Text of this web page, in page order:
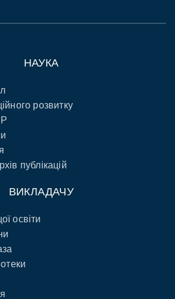
НАУКА
розвитку
публікацій
ВИКЛАДАЧУ
освіти